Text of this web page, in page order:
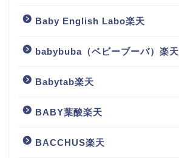
Baby English Labo楽天
babybuba（ベビーブーバ）楽天
Babytab楽天
BABY葉酸楽天
BACCHUS楽天